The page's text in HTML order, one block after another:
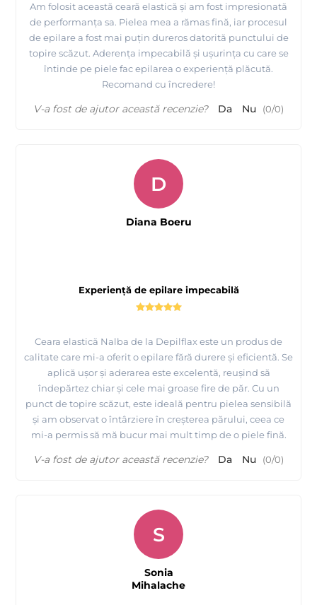
Am folosit această ceară elastică și am fost impresionată
de performanța sa. Pielea mea a rămas fină, iar procesul
de epilare a fost mai puțin dureros datorită punctului de
topire scăzut. Aderența impecabilă și ușurința cu care se
întinde pe piele fac epilarea o experiență plăcută.
Recomand cu încredere!
V-a fost de ajutor această recenzie? Da Nu (0/0)
Experiență de epilare impecabilă
Ceara elastică Nalba de la Depilflax este un produs de
calitate care mi-a oferit o epilare fără durere și eficientă. Se
aplică ușor și aderarea este excelentă, reușind să
îndepărtez chiar și cele mai groase fire de păr. Cu un
punct de topire scăzut, este ideală pentru pielea sensibilă
și am observat o întârziere în creșterea părului, ceea ce
mi-a permis să mă bucur mai mult timp de o piele fină.
D
Diana Boeru
V-a fost de ajutor această recenzie? Da Nu (0/0)
S
Sonia
Mihalache